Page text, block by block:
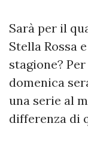
Sarà per il
Stella Rossa
stagione?
domenica
una serie al
differenza di